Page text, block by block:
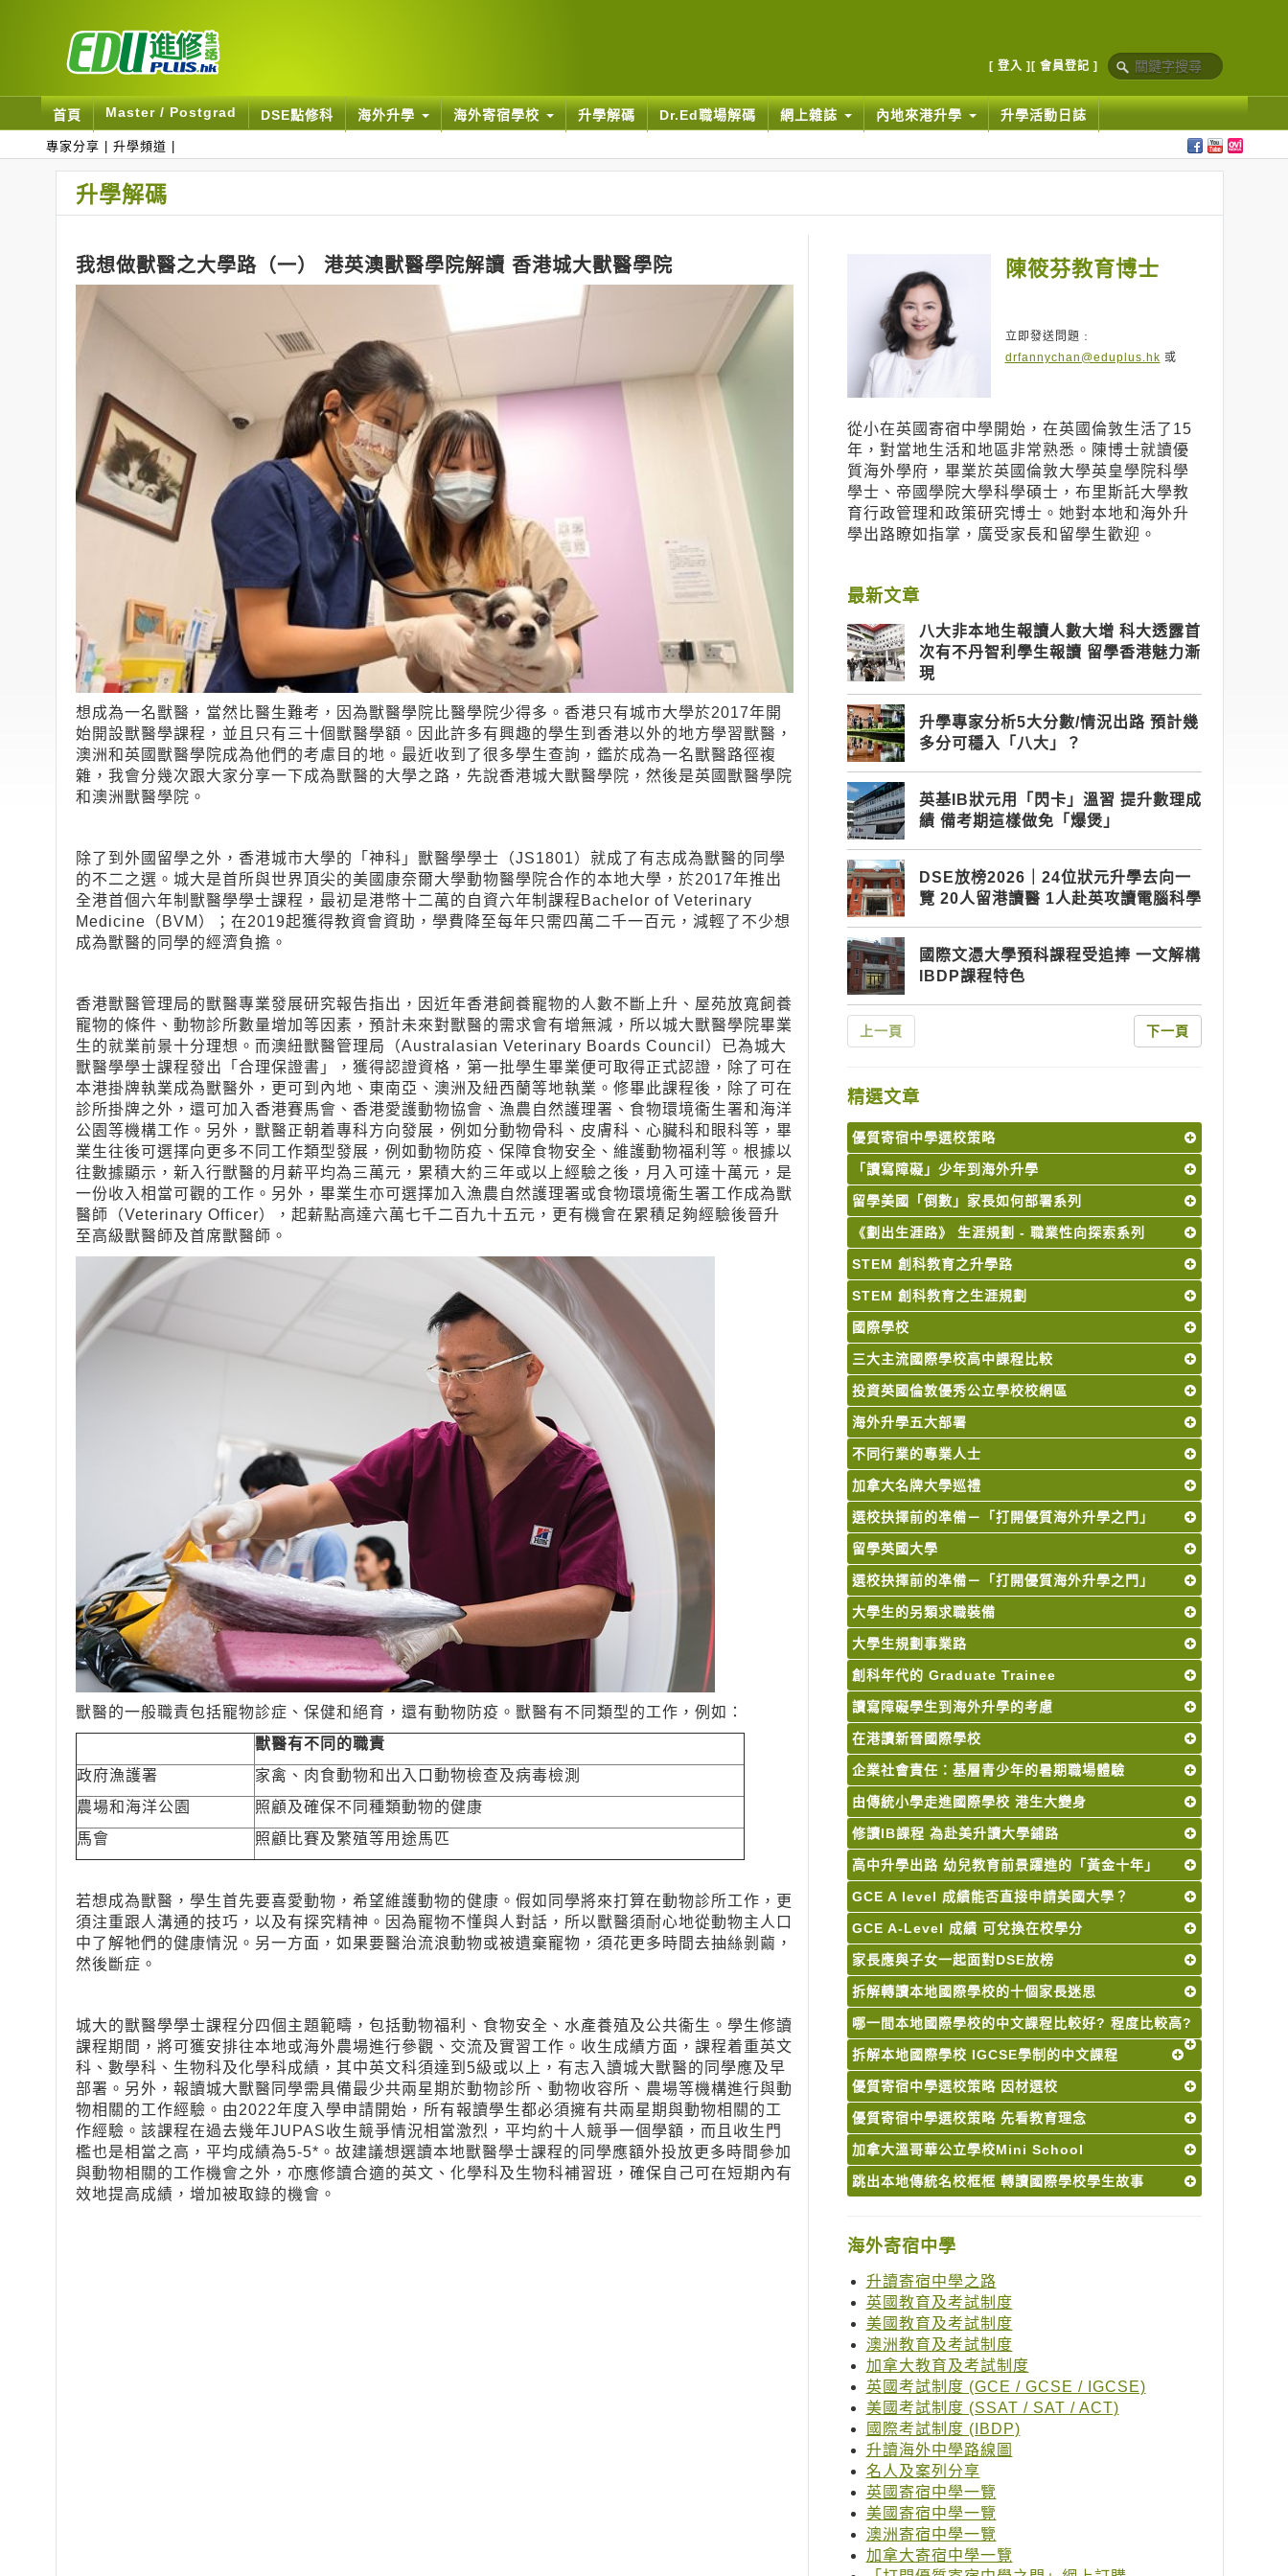
[ 登入 ] [ 會員登記 ]
首頁 Master / Postgrad DSE點修科 海外升學 海外寄宿學校 升學解碼 Dr.Ed職場解碼 網上雜誌 內地來港升學 升學活動日誌
專家分享 升學頻道
升學解碼
我想做獸醫之大學路（一） 港英澳獸醫學院解讀 香港城大獸醫學院
想成為一名獸醫，當然比醫生難考，因為獸醫學院比醫學院少得多。香港只有城市大學於2017年開
始開設獸醫學課程，並且只有三十個獸醫學額。因此許多有興趣的學生到香港以外的地方學習獸醫，
澳洲和英國獸醫學院成為他們的考慮目的地。最近收到了很多學生查詢，鑑於成為一名獸醫路徑複
雜，我會分幾次跟大家分享一下成為獸醫的大學之路，先說香港城大獸醫學院，然後是英國獸醫學院
和澳洲獸醫學院。
除了到外國留學之外，香港城市大學的「神科」獸醫學學士（JS1801）就成了有志成為獸醫的同學
的不二之選。城大是首所與世界頂尖的美國康奈爾大學動物醫學院合作的本地大學，於2017年推出
全港首個六年制獸醫學學士課程，最初是港幣十二萬的自資六年制課程Bachelor of Veterinary
Medicine（BVM）；在2019起獲得教資會資助，學費降至每年只需四萬二千一百元，減輕了不少想
成為獸醫的同學的經濟負擔。
香港獸醫管理局的獸醫專業發展研究報告指出，因近年香港飼養寵物的人數不斷上升、屋苑放寬飼養
寵物的條件、動物診所數量增加等因素，預計未來對獸醫的需求會有增無減，所以城大獸醫學院畢業
生的就業前景十分理想。而澳紐獸醫管理局（Australasian Veterinary Boards Council）已為城大
獸醫學學士課程發出「合理保證書」，獲得認證資格，第一批學生畢業便可取得正式認證，除了可在
本港掛牌執業成為獸醫外，更可到內地、東南亞、澳洲及紐西蘭等地執業。修畢此課程後，除了可在
診所掛牌之外，還可加入香港賽馬會、香港愛護動物協會、漁農自然護理署、食物環境衞生署和海洋
公園等機構工作。另外，獸醫正朝着專科方向發展，例如分動物骨科、皮膚科、心臟科和眼科等，畢
業生往後可選擇向更多不同工作類型發展，例如動物防疫、保障食物安全、維護動物福利等。根據以
往數據顯示，新入行獸醫的月薪平均為三萬元，累積大約三年或以上經驗之後，月入可達十萬元，是
一份收入相當可觀的工作。另外，畢業生亦可選擇加入漁農自然護理署或食物環境衞生署工作成為獸
醫師（Veterinary Officer），起薪點高達六萬七千二百九十五元，更有機會在累積足夠經驗後晉升
至高級獸醫師及首席獸醫師。
獸醫的一般職責包括寵物診症、保健和絕育，還有動物防疫。獸醫有不同類型的工作，例如：
獸醫有不同的職責
政府漁護署
家禽、肉食動物和出入口動物檢查及病毒檢測
農場和海洋公園
照顧及確保不同種類動物的健康
馬會
照顧比賽及繁殖等用途馬匹
若想成為獸醫，學生首先要喜愛動物，希望維護動物的健康。假如同學將來打算在動物診所工作，更
須注重跟人溝通的技巧，以及有探究精神。因為寵物不懂與人對話，所以獸醫須耐心地從動物主人口
中了解牠們的健康情況。另一方面，如果要醫治流浪動物或被遺棄寵物，須花更多時間去抽絲剝繭，
然後斷症。
城大的獸醫學學士課程分四個主題範疇，包括動物福利、食物安全、水產養殖及公共衞生。學生修讀
課程期間，將可獲安排往本地或海外農場進行參觀、交流及實習工作。收生成績方面，課程着重英文
科、數學科、生物科及化學科成績，其中英文科須達到5級或以上，有志入讀城大獸醫的同學應及早
部署。另外，報讀城大獸醫同學需具備最少共兩星期於動物診所、動物收容所、農場等機構進行與動
物相關的工作經驗。由2022年度入學申請開始，所有報讀學生都必須擁有共兩星期與動物相關的工
作經驗。該課程在過去幾年JUPAS收生競爭情況相當激烈，平均約十人競爭一個學額，而且收生門
檻也是相當之高，平均成績為5-5*。故建議想選讀本地獸醫學士課程的同學應額外投放更多時間參加
與動物相關的工作機會之外，亦應修讀合適的英文、化學科及生物科補習班，確保自己可在短期內有
效地提高成績，增加被取錄的機會。
陳筱芬教育博士
立即發送問題﹕
drfannychan@eduplus.hk 或
從小在英國寄宿中學開始，在英國倫敦生活了15
年，對當地生活和地區非常熟悉。陳博士就讀優
質海外學府，畢業於英國倫敦大學英皇學院科學
學士、帝國學院大學科學碩士，布里斯託大學教
育行政管理和政策研究博士。她對本地和海外升
學出路瞭如指掌，廣受家長和留學生歡迎。
最新文章
八大非本地生報讀人數大增 科大透露首
次有不丹智利學生報讀 留學香港魅力漸
現
升學專家分析5大分數/情況出路 預計幾
多分可穩入「八大」？
英基IB狀元用「閃卡」溫習 提升數理成
績 備考期這樣做免「爆煲」
DSE放榜2026｜24位狀元升學去向一
覽 20人留港讀醫 1人赴英攻讀電腦科學
國際文憑大學預科課程受追捧 一文解構
IBDP課程特色
上一頁 下一頁
精選文章
優質寄宿中學選校策略
「讀寫障礙」少年到海外升學
留學美國「倒數」家長如何部署系列
《劃出生涯路》 生涯規劃 - 職業性向探索系列
STEM 創科教育之升學路
STEM 創科教育之生涯規劃
國際學校
三大主流國際學校高中課程比較
投資英國倫敦優秀公立學校校網區
海外升學五大部署
不同行業的專業人士
加拿大名牌大學巡禮
選校抉擇前的凖備－「打開優質海外升學之門」
留學英國大學
選校抉擇前的凖備－「打開優質海外升學之門」
大學生的另類求職裝備
大學生規劃事業路
創科年代的 Graduate Trainee
讀寫障礙學生到海外升學的考慮
在港讀新晉國際學校
企業社會責任：基層青少年的暑期職場體驗
由傳統小學走進國際學校 港生大變身
修讀IB課程 為赴美升讀大學鋪路
高中升學出路 幼兒教育前景躍進的「黃金十年」
GCE A level 成績能否直接申請美國大學？
GCE A-Level 成績 可兌換在校學分
家長應與子女一起面對DSE放榜
拆解轉讀本地國際學校的十個家長迷思
哪一間本地國際學校的中文課程比較好? 程度比較高?
拆解本地國際學校 IGCSE學制的中文課程
優質寄宿中學選校策略 因材選校
優質寄宿中學選校策略 先看教育理念
加拿大溫哥華公立學校Mini School
跳出本地傳統名校框框 轉讀國際學校學生故事
海外寄宿中學
升讀寄宿中學之路
英國教育及考試制度
美國教育及考試制度
澳洲教育及考試制度
加拿大教育及考試制度
英國考試制度 (GCE / GCSE / IGCSE)
美國考試制度 (SSAT / SAT / ACT)
國際考試制度 (IBDP)
升讀海外中學路線圖
名人及案列分享
英國寄宿中學一覽
美國寄宿中學一覽
澳洲寄宿中學一覽
加拿大寄宿中學一覽